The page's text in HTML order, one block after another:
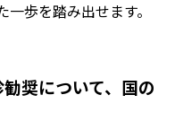
歩を踏み出せます。
奨について、国の